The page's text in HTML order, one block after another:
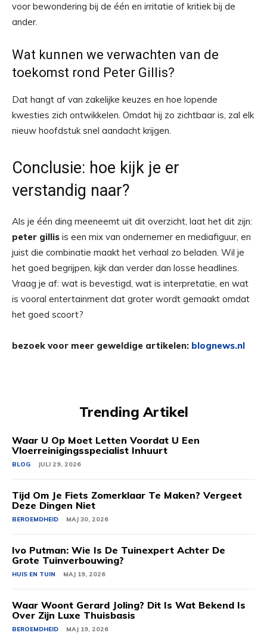
voor bewondering bij de één en irritatie of kritiek bij de
ander.
Wat kunnen we verwachten van de
toekomst rond Peter Gillis?
Dat hangt af van zakelijke keuzes en hoe lopende
kwesties zich ontwikkelen. Omdat hij zo zichtbaar is, zal elk
nieuw hoofdstuk snel aandacht krijgen.
Conclusie: hoe kijk je er
verstandig naar?
Als je één ding meeneemt uit dit overzicht, laat het dit zijn:
peter gillis is een mix van ondernemer en mediafiguur, en
juist die combinatie maakt het verhaal zo beladen. Wil je
het goed begrijpen, kijk dan verder dan losse headlines.
Vraag je af: wat is bevestigd, wat is interpretatie, en wat
is vooral entertainment dat groter wordt gemaakt omdat
het goed scoort?
bezoek voor meer geweldige artikelen: blognews.nl
Trending Artikel
Waar U Op Moet Letten Voordat U Een
Vloerreinigingsspecialist Inhuurt
BLOG JULI 29, 2026
Tijd Om Je Fiets Zomerklaar Te Maken? Vergeet
Deze Dingen Niet
BEROEMDHEID MAJ 30, 2026
Ivo Putman: Wie Is De Tuinexpert Achter De
Grote Tuinverbouwing?
HUIS EN TUIN MAJ 19, 2026
Waar Woont Gerard Joling? Dit Is Wat Bekend Is
Over Zijn Luxe Thuisbasis
BEROEMDHEID MAJ 19, 2026